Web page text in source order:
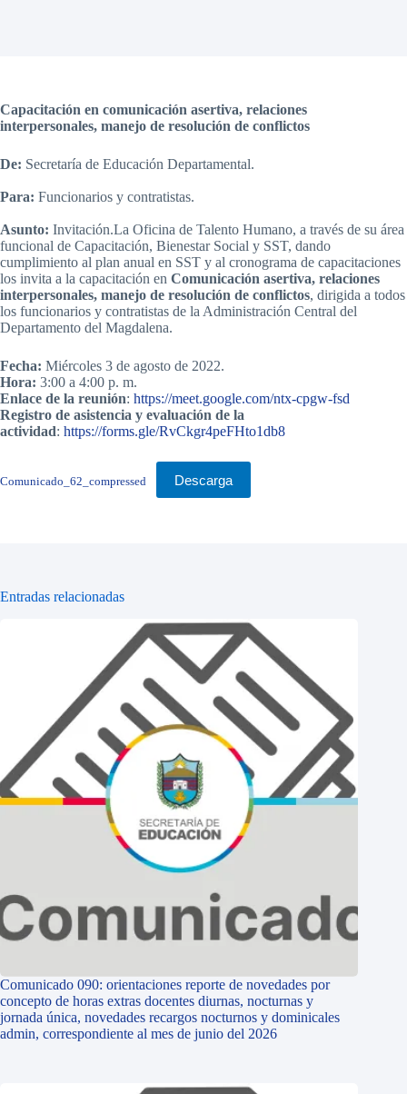
Capacitación en comunicación asertiva, relaciones
interpersonales, manejo de resolución de conflictos
De: Secretaría de Educación Departamental.
Para: Funcionarios y contratistas.
Asunto: Invitación.La Oficina de Talento Humano, a través de su área
funcional de Capacitación, Bienestar Social y SST, dando
cumplimiento al plan anual en SST y al cronograma de capacitaciones
los invita a la capacitación en Comunicación asertiva, relaciones
interpersonales, manejo de resolución de conflictos, dirigida a todos
los funcionarios y contratistas de la Administración Central del
Departamento del Magdalena.
Fecha: Miércoles 3 de agosto de 2022.
Hora: 3:00 a 4:00 p. m.
Enlace de la reunión: https://meet.google.com/ntx-cpgw-fsd
Registro de asistencia y evaluación de la
actividad: https://forms.gle/RvCkgr4peFHto1db8
Comunicado_62_compressed Descarga
Entradas relacionadas
Comunicado 090: orientaciones reporte de novedades por
concepto de horas extras docentes diurnas, nocturnas y
jornada única, novedades recargos nocturnos y dominicales
admin, correspondiente al mes de junio del 2026